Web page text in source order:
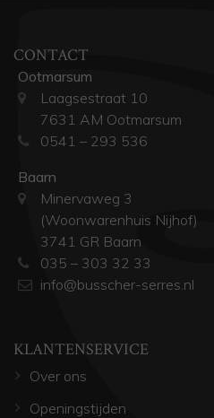
CONTACT
Ootmarsum
Laagsestraat 10
7631 AM Ootmarsum
0541 – 293 536
Baarn
Minervaweg 3
(Woonwarenhuis Nijhof)
3741 GR Baarn
035 – 303 32 33
info@busscher-serres.nl
KLANTENSERVICE
Over ons
Openingstijden